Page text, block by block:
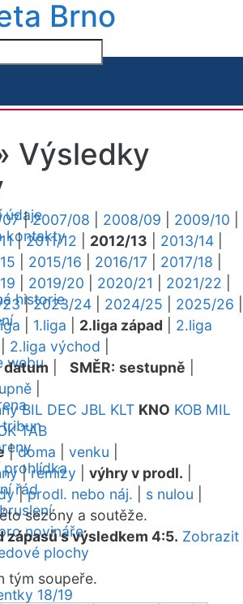
Brno
údaje
kontakty
historie
webu
tribun
prohlídka
řád
novináře
plochy
18/19
Výsledky
|2007/08 2008/09 2009/10
|2011/12 2012/13 2013/14
2015/16 2016/17 2017/18
2019/20 2020/21 2021/22
|2023/24 2024/25 2025/26
1.liga 2.liga západ
2.liga
2.liga východ
datum SMĚR: sestupně
BIL DEC JBL KLT KNO KOB MIL
TAB
|doma venku
|remízy výhry v prodl.
|prodl. nebo náj. s nulou
sezóny a soutěže.
zápasů s výsledkem 4:5. Zobrazit
tým soupeře.